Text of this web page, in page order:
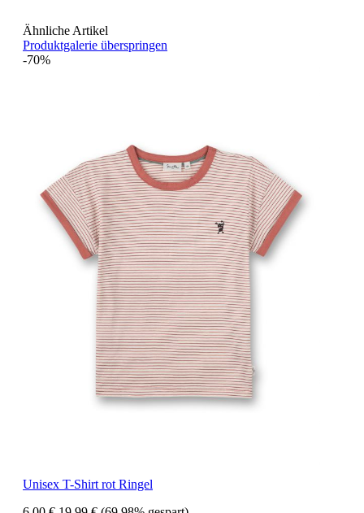
Ähnliche Artikel
Produktgalerie überspringen
-70%
Unisex T-Shirt rot Ringel